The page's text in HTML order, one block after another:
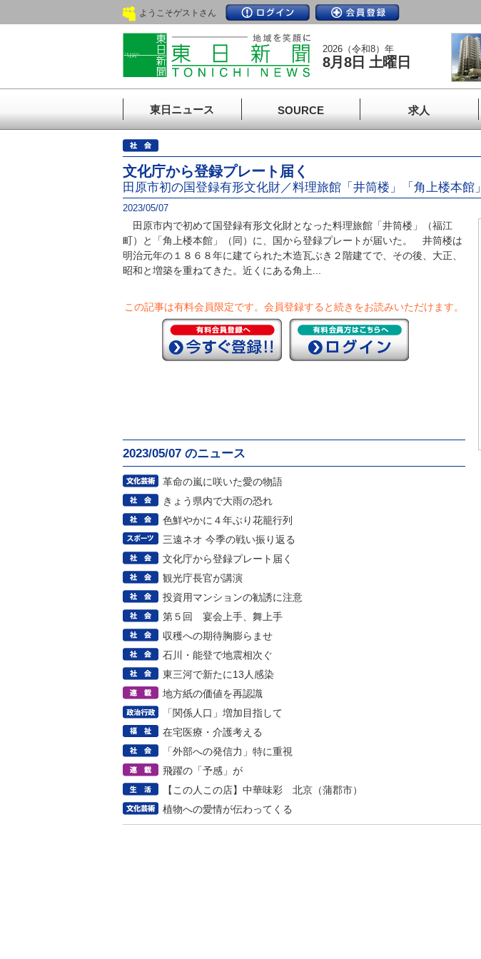
ようこそゲストさん
2026（令和8）年
8月8日 土曜日
東日ニュース SOURCE 求人
文化庁から登録プレート届く
田原市初の国登録有形文化財／料理旅館「井筒楼」「角上楼本館」
2023/05/07
田原市内で初めて国登録有形文化財となった料理旅館「井筒楼」（福江
町）と「角上楼本館」（同）に、国から登録プレートが届いた。 井筒楼は
明治元年の１８６８年に建てられた木造瓦ぶき２階建てで、その後、大正、
昭和と増築を重ねてきた。近くにある角上...
この記事は有料会員限定です。 会員登録すると続きをお読みいただけます。
2023/05/07 のニュース
革命の嵐に咲いた愛の物語
きょう県内で大雨の恐れ
色鮮やかに４年ぶり花籠行列
三遠ネオ 今季の戦い振り返る
文化庁から登録プレート届く
観光庁長官が講演
投資用マンションの勧誘に注意
第５回 宴会上手、舞上手
収穫への期待胸膨らませ
石川・能登で地震相次ぐ
東三河で新たに13人感染
地方紙の価値を再認識
「関係人口」増加目指して
在宅医療・介護考える
「外部への発信力」特に重視
飛躍の「予感」が
【この人この店】中華味彩 北京（蒲郡市）
植物への愛情が伝わってくる